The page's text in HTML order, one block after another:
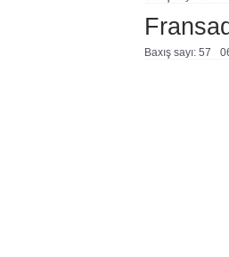
Baxış sayı: 57